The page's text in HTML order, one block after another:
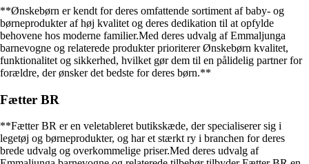
**Ønskebørn er kendt for deres omfattende sortiment af baby- og
børneprodukter af høj kvalitet og deres dedikation til at opfylde
behovene hos moderne familier.Med deres udvalg af Emmaljunga
barnevogne og relaterede produkter prioriterer Ønskebørn kvalitet,
funktionalitet og sikkerhed, hvilket gør dem til en pålidelig partner for
forældre, der ønsker det bedste for deres børn.**
Fætter BR
**Fætter BR er en veletableret butikskæde, der specialiserer sig i
legetøj og børneprodukter, og har et stærkt ry i branchen for deres
brede udvalg og overkommelige priser.Med deres udvalg af